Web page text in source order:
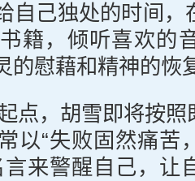
自己独处的时间，
籍，倾听喜欢的
的慰藉和精神的恢
点，胡雪即将按
以“失败固然痛苦
言来警醒自己，让